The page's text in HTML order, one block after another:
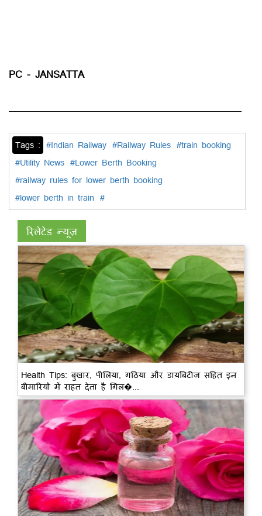
PC - JANSATTA
Tags : #Indian Railway #Railway Rules #train booking
#Utility News #Lower Berth Booking
#railway rules for lower berth booking
#lower berth in train #
रिलेटेड न्यूज़
Health Tips: बुखार, पीलिया, गठिया और डायबिटीज सहित इन
बीमारियों में राहत देता है गिल�...